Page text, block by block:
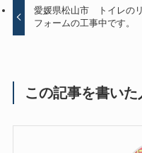
愛媛県松山市 トイレのリ
フォームの工事中です。
この記事を書いた